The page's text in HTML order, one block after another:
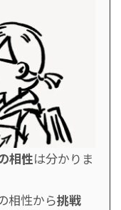
相性は分かりま
相性から挑戦